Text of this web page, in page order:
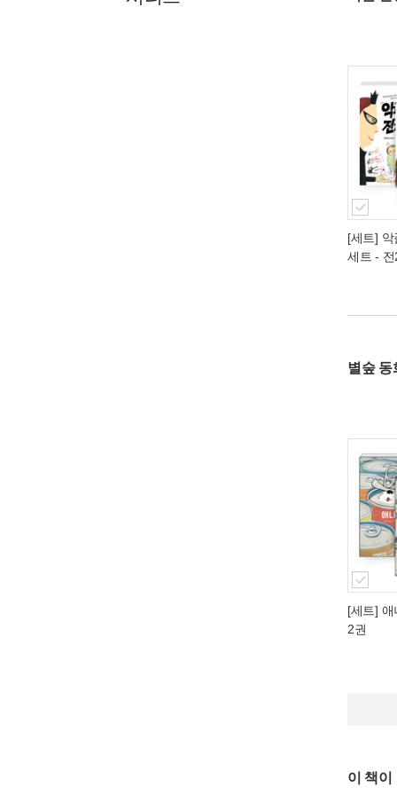
[세트]
세트 -
별숲 동
[세트]
2권
이 책이